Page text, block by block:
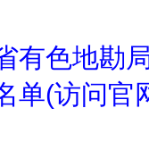
色地勘局
单(访问官